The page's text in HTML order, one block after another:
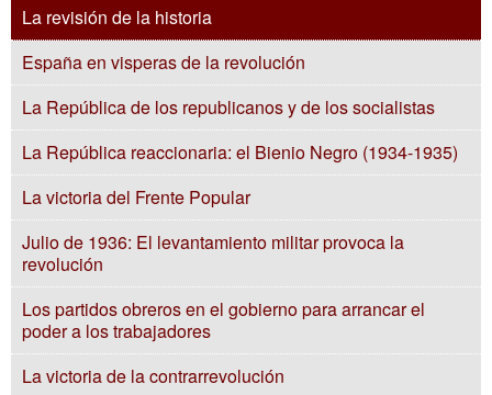
La revisión de la historia
España en visperas de la revolución
La República de los republicanos y de los socialistas
La República reaccionaria: el Bienio Negro (1934-1935)
La victoria del Frente Popular
Julio de 1936: El levantamiento militar provoca la
revolución
Los partidos obreros en el gobierno para arrancar el
poder a los trabajadores
La victoria de la contrarrevolución